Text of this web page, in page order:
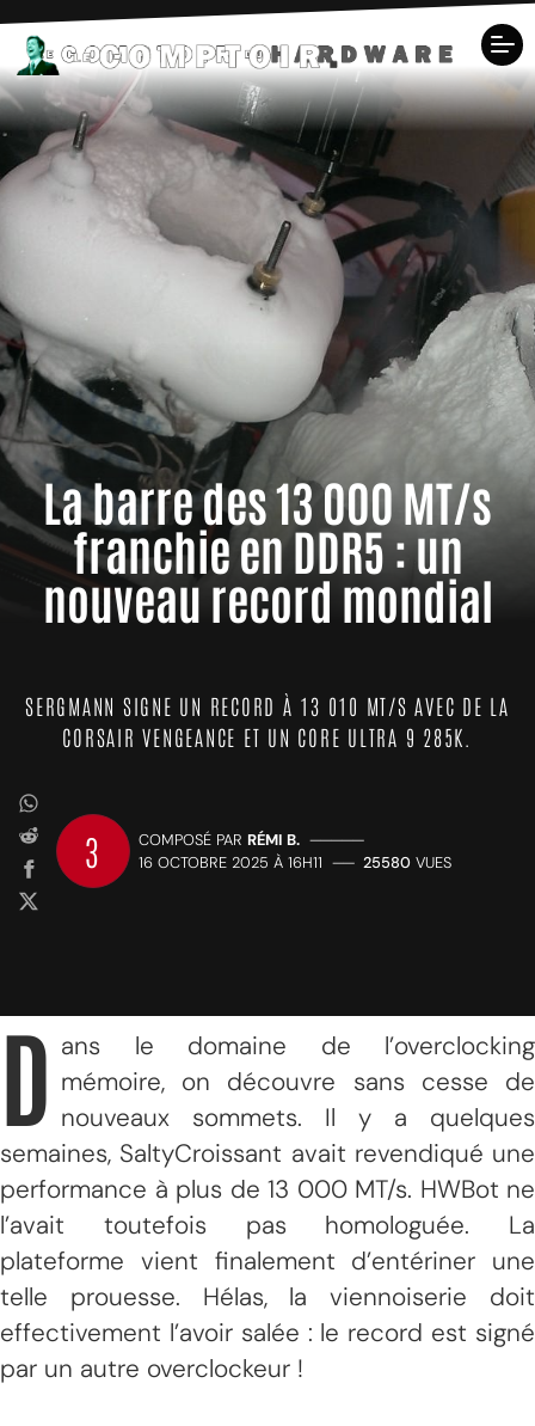
La barre des 13 000 MT/s
franchie en DDR5 : un
nouveau record mondial
SERGMANN SIGNE UN RECORD À 13 010 MT/S AVEC DE LA
CORSAIR VENGEANCE ET UN CORE ULTRA 9 285K.
3 COMPOSÉ PAR RÉMI B. —————
16 OCTOBRE 2025 À 16H11 —— 25580 VUES
D ans le domaine de l’overclocking
mémoire, on découvre sans cesse de
nouveaux sommets. Il y a quelques
semaines, SaltyCroissant avait revendiqué une
performance à plus de 13 000 MT/s. HWBot ne
l’avait toutefois pas homologuée. La
plateforme vient finalement d’entériner une
telle prouesse. Hélas, la viennoiserie doit
effectivement l’avoir salée : le record est signé
par un autre overclockeur !